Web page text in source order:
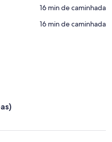
‪16 min de caminhada‬
‪16 min de caminhada‬